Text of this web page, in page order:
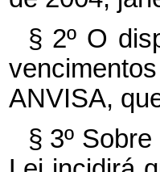
§ 2º O
ANVISA,
§ 3º